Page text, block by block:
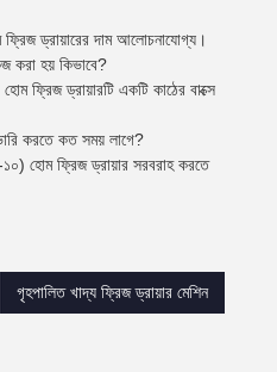
ড্রায়ারের দাম আলোচনাযোগ্য।
করা হয় কিভাবে?
ফ্রিজ ড্রায়ারটি একটি কাঠের বাক্সে
করতে কত সময় লাগে?
হোম ফ্রিজ ড্রায়ার সরবরাহ করতে
গৃহপালিত খাদ্য ফ্রিজ ড্রায়ার মেশিন